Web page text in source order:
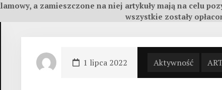
a zamieszczone na niej artykuły mają na celu
wszystkie zostały
1 lipca 2022 Aktywność